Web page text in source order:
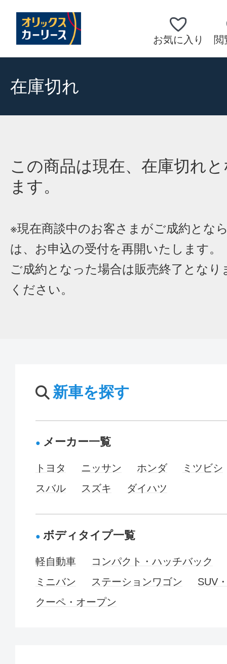
お気に入り 閲
在庫切れ
この商品は現在、在庫切れ
ます。
※現在商談中のお客さまがご成約とな
は、お申込の受付を再開いたします。
ご成約となった場合は販売終了となり
ください。
新車を探す
メーカー一覧
トヨタ ニッサン ホンダ
ミツビシ
スバル
スズキ ダイハツ
ボディタイプ一覧
軽自動車
コンパクト・ハッチバック
ミニバン
ステーションワゴン
SUV
クーペ・オープン